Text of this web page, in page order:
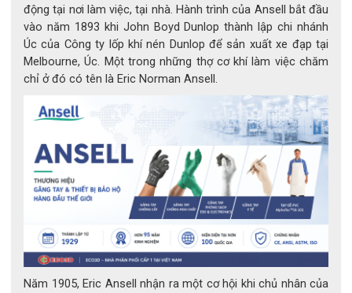
Công nghệ Ansell ZONZ Comfort Fit phù hợp với
đường viền tay tự nhiên để hỗ trợ được cải thiện
Cấu trúc không có silicon để giảm nguy cơ chất gây
ô nhiễm
động tại nơi làm việc, tại nhà. Hành trình của Ansell bắt đầu
vào năm 1893 khi John Boyd Dunlop thành lập chi nhánh
Úc của Công ty lốp khí nén Dunlop để sản xuất xe đạp tại
Melbourne, Úc. Một trong những thợ cơ khí làm việc chăm
chỉ ở đó có tên là Eric Norman Ansell.
Năm 1905, Eric Ansell nhận ra một cơ hội khi chủ nhân của